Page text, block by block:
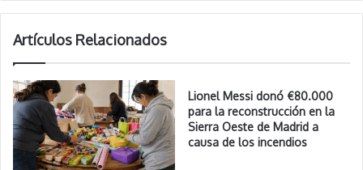
Artículos Relacionados
Lionel Messi donó €80.000
para la reconstrucción en la
Sierra Oeste de Madrid a
causa de los incendios